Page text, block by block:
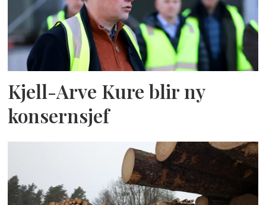
Kjell-Arve Kure blir ny
konsernsjef